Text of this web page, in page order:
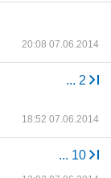
20:08 07.06.2014
... 2
18:52 07.06.2014
... 10